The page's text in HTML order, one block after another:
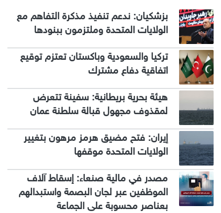
بزشكيان: ندعم تنفيذ مذكرة التفاهم مع
الولايات المتحدة وملتزمون ببنودها
تركيا والسعودية وباكستان تعتزم توقيع
اتفاقية دفاع مشترك
هيئة بحرية بريطانية: سفينة تتعرض
لمقذوف مجهول قبالة سلطنة عمان
إيران: فتح مضيق هرمز مرهون بتغيير
الولايات المتحدة موقفها
مصدر في مالية صنعاء: إسقاط آلاف
الموظفين عبر لجان البصمة واستبدالهم
بعناصر محسوبة على الجماعة